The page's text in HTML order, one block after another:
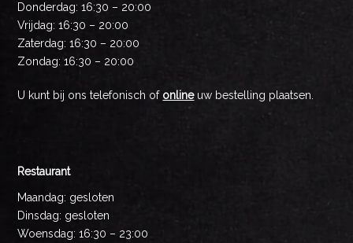
Donderdag: 16:30 – 20:00
Vrijdag: 16:30 – 20:00
Zaterdag: 16:30 – 20:00
Zondag: 16:30 – 20:00
U kunt bij ons telefonisch of onlineuw bestelling plaatsen.
Restaurant
Maandag: gesloten
Dinsdag: gesloten
Woensdag: 16:30 – 23:00